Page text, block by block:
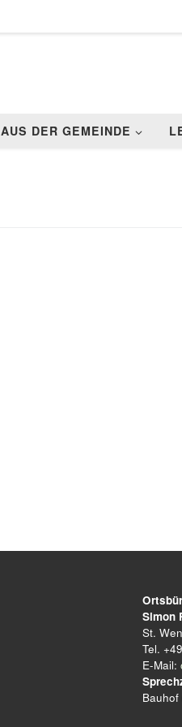
AUS DER GEMEINDE
Simon
St.
Tel.
E-Mail: